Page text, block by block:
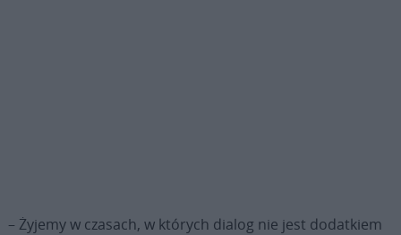
– Żyjemy w czasach, w których dialog nie jest dodatkiem